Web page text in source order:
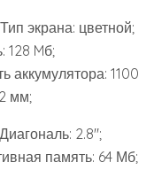
экрана: цветной;
128 Mб;
аккумулятора: 1100
мм;
2.8″;
память: 64 Мб;